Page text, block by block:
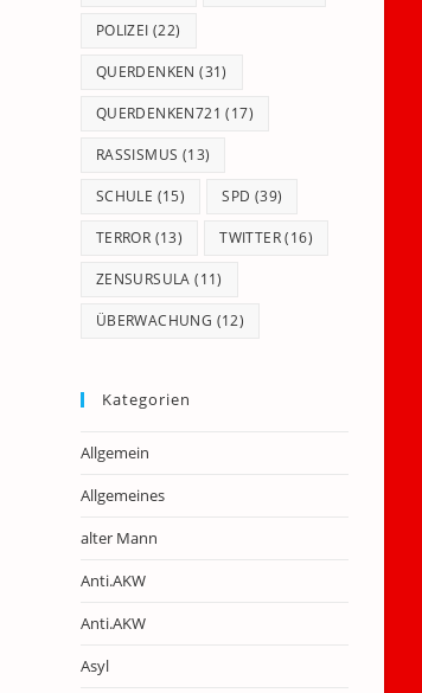
POLIZEI (22)
QUERDENKEN (31)
QUERDENKEN721 (17)
RASSISMUS (13)
SCHULE (15) SPD (39)
TERROR (13) TWITTER(16)
ZENSURSULA (11)
ÜBERWACHUNG (12)
Kategorien
Allgemein
Allgemeines
alter Mann
Anti.AKW
Anti.AKW
Asyl